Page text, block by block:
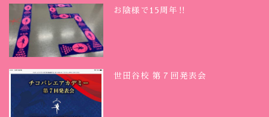
お陰様で15周年‼︎
世田谷校 第７回発表会